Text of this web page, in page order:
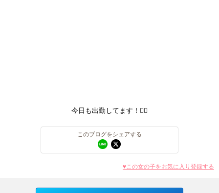
今日も出勤してます！✊🏻
このブログをシェアする
♥この女の子をお気に入り登録する